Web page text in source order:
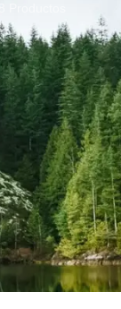
15 20 Todos